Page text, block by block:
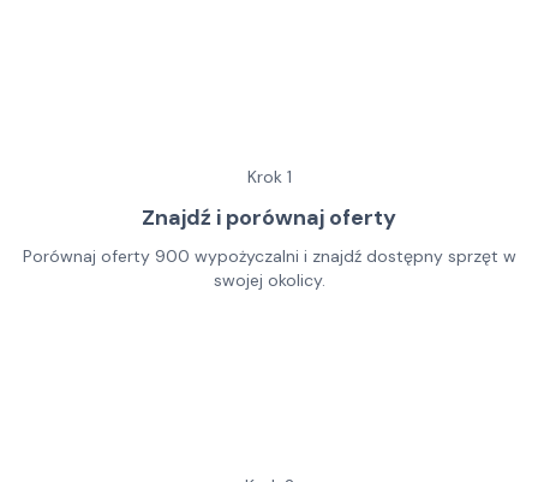
Krok 1
Znajdź i porównaj oferty
Porównaj oferty 900 wypożyczalni i znajdź dostępny sprzęt w
swojej okolicy.